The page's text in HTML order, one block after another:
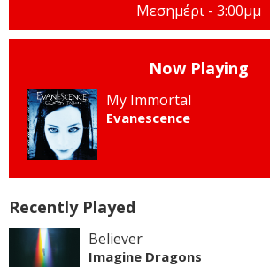
Μεσημέρι - 3:00μμ
Now Playing
My Immortal
Evanescence
Recently Played
Believer
Imagine Dragons